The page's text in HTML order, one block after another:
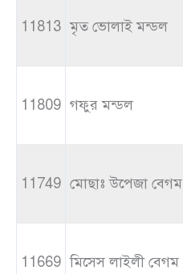
11813 মৃত ভোলাই মন্ডল
11809 গফুর মন্ডল
11749 মোছাঃ উপেজা বেগম
11669 মিসেস লাইলী বেগম